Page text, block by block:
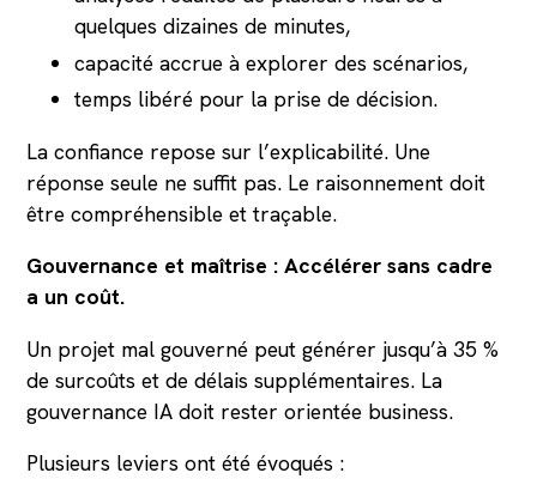
quelques dizaines de minutes,
capacité accrue à explorer des scénarios,
temps libéré pour la prise de décision.
La confiance repose sur l’explicabilité. Une
réponse seule ne suffit pas. Le raisonnement doit
être compréhensible et traçable.
Gouvernance et maîtrise : Accélérer sans cadre
a un coût.
Un projet mal gouverné peut générer jusqu’à 35 %
de surcoûts et de délais supplémentaires. La
gouvernance IA doit rester orientée business.
Plusieurs leviers ont été évoqués :